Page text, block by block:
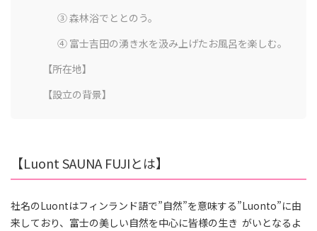
③ 森林浴でととのう。
④ 富⼠吉⽥の湧き⽔を汲み上げたお⾵呂を楽しむ。
【所在地】
【設⽴の背景】
【Luont SAUNA FUJIとは】
社名のLuontはフィンランド語で”⾃然”を意味する”Luonto”に由
来しており、富⼠の美しい⾃然を中⼼に皆様の⽣き がいとなるよ